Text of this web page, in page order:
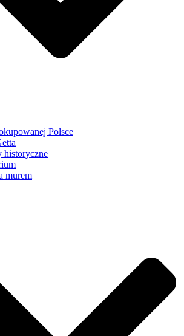
Polsce
historyczne
murem